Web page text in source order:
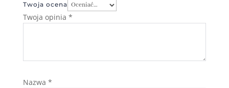
Twoja ocena
Twoja opinia *
Nazwa *